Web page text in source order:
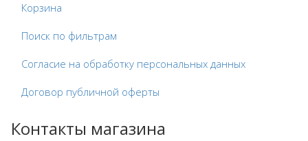
Корзина
Поиск по фильтрам
Согласие на обработку персональных данных
Договор публичной оферты
Контакты магазина